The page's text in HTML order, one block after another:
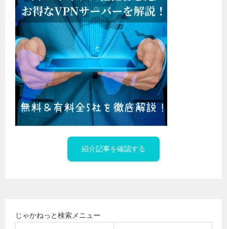
紹介記事を確認する
じゃかねっと検索メニュー